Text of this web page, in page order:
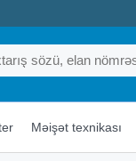
Məişət texnikası